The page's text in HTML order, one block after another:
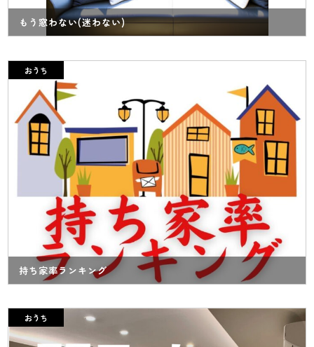
もう窓わない(迷わない)
おうち
持ち家率ランキング
おうち